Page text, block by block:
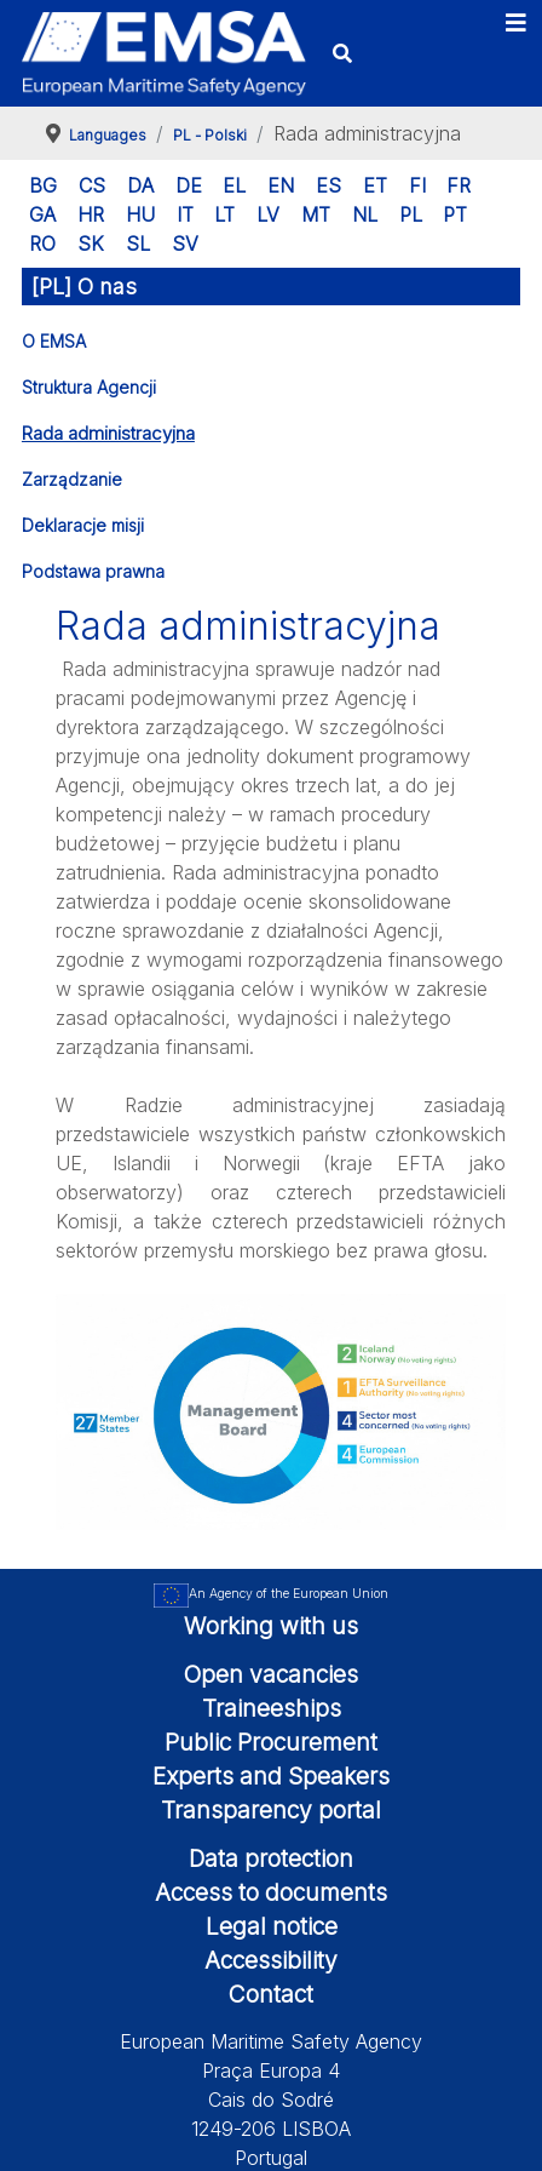
Languages PL - Polski Rada administracyjna
BG CS DA DE EL EN ES ET FI
FR
GA
HR HU IT LT LV MT NL PL
PT
RO
SK SL SV
[PL] O nas
O EMSA
Struktura Agencji
Rada administracyjna
Zarządzanie
Deklaracje misji
Podstawa prawna
Rada administracyjna
Rada administracyjna sprawuje nadzór nad
pracami podejmowanymi przez Agencję i
dyrektora zarządzającego. W szczególności
przyjmuje ona jednolity dokument programowy
Agencji, obejmujący okres trzech lat, a do jej
kompetencji należy – w ramach procedury
budżetowej – przyjęcie budżetu i planu
zatrudnienia. Rada administracyjna ponadto
zatwierdza i poddaje ocenie skonsolidowane
roczne sprawozdanie z działalności Agencji,
zgodnie z wymogami rozporządzenia finansowego
w sprawie osiągania celów i wyników w zakresie
zasad opłacalności, wydajności i należytego
zarządzania finansami.
W Radzie administracyjnej zasiadają
przedstawiciele wszystkich państw członkowskich
UE, Islandii i Norwegii (kraje EFTA jako
obserwatorzy) oraz czterech przedstawicieli
Komisji, a także czterech przedstawicieli różnych
sektorów przemysłu morskiego bez prawa głosu.
An Agency of the European Union
Working with us
Open vacancies
Traineeships
Public Procurement
Experts and Speakers
Transparency portal
Data protection
Access to documents
Legal notice
Accessibility
Contact
European Maritime Safety Agency
Praça Europa 4
Cais do Sodré
1249-206 LISBOA
Portugal